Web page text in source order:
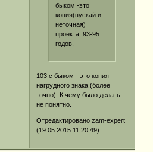
быком -это
копия(пускай и
неточная)
проекта 93-95
годов.
103 с быком - это копия
нагрудного знака (более
точно). К чему было делать
не понятно.
Отредактировано zam-expert
(19.05.2015 11:20:49)